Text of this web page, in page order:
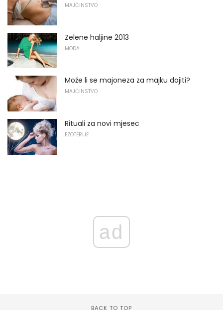
MAJČINSTVO
Zelene haljine 2013
MODA
Može li se majoneza za majku dojiti?
MAJČINSTVO
Rituali za novi mjesec
EZOTERIJE
ad
BACK TO TOP